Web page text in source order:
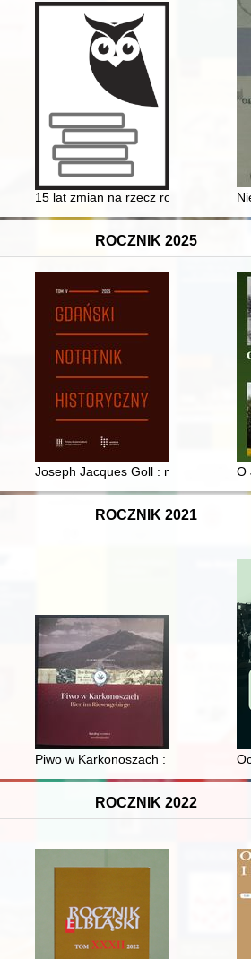
Państwo Moskiewskie w XVI w
Chłopska" w Szczytnie 1945-2020.
15 lat zmian na rzecz rozwoju
ROCZNIK 2025
grodzkie wieczyste. T. 2
nauki historii : dzieje edycji w czasach
Joseph Jacques Goll : nieznany O
ROCZNIK 2021
(simplica) w Gdańsku drugiej
Piwo w Karkonoszach : katalog
ROCZNIK 2022